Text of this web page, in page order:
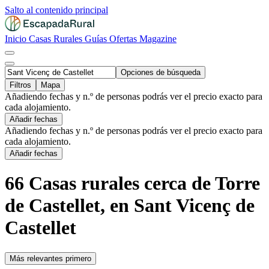
Salto al contenido principal
Inicio Casas Rurales Guías Ofertas Magazine
Opciones de búsqueda
Filtros
Mapa
Añadiendo fechas y n.º de personas podrás ver el precio exacto para
cada alojamiento.
Añadir fechas
Añadiendo fechas y n.º de personas podrás ver el precio exacto para
cada alojamiento.
Añadir fechas
66 Casas rurales cerca de Torre
de Castellet, en Sant Vicenç de
Castellet
Más relevantes primero